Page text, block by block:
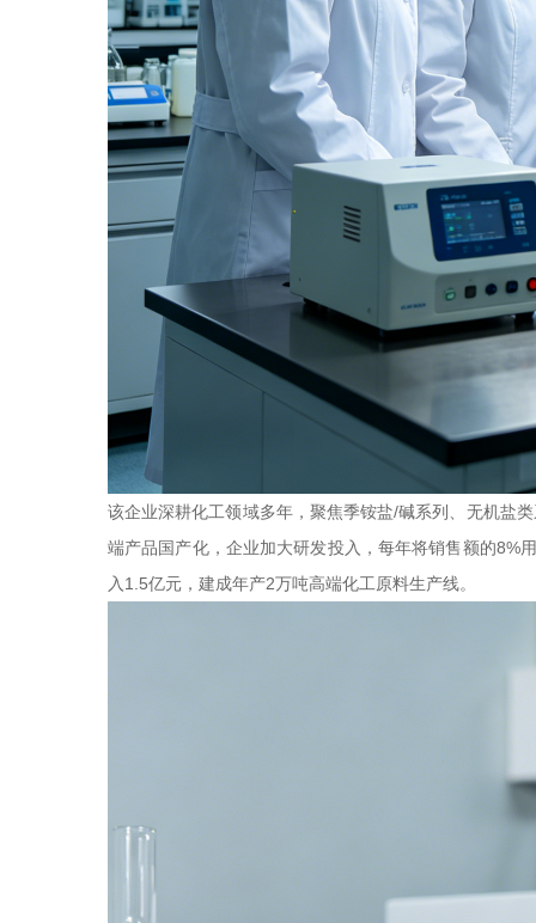
该企业深耕化工领域多年，聚焦季铵盐/碱系列、无机盐
端产品国产化，企业加大研发投入，每年将销售额的8%
入1.5亿元，建成年产2万吨高端化工原料生产线。